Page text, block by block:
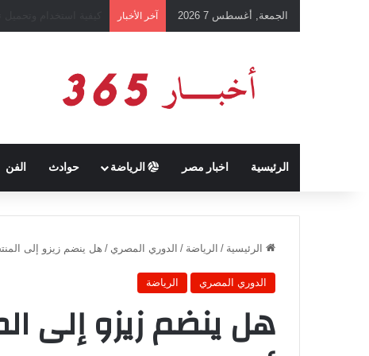
الجمعة, أغسطس 7 2026 آخر الأخبار
الرئيسية اخبار مصر الرياضة حوادث الفن
الرئيسية / الرياضة / الدوري المصري / هل ينضم زيزو إلى المنتخب
الدوري المصري الرياضة
هل ينضم زيزو إلى